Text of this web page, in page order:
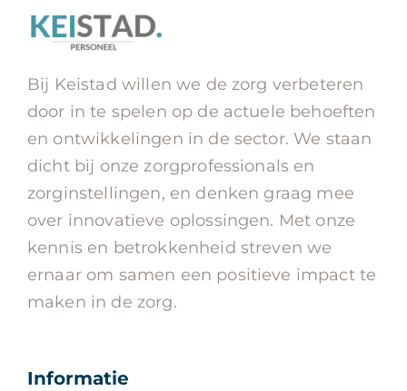
Bij Keistad willen we de zorg verbeteren
door in te spelen op de actuele behoeften
en ontwikkelingen in de sector. We staan
dicht bij onze zorgprofessionals en
zorginstellingen, en denken graag mee
over innovatieve oplossingen. Met onze
kennis en betrokkenheid streven we
ernaar om samen een positieve impact te
maken in de zorg.
Informatie